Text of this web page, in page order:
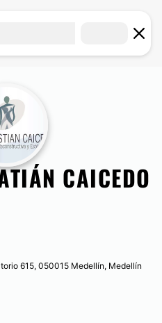
CAICEDO
615, 050015 Medellín, Medellín